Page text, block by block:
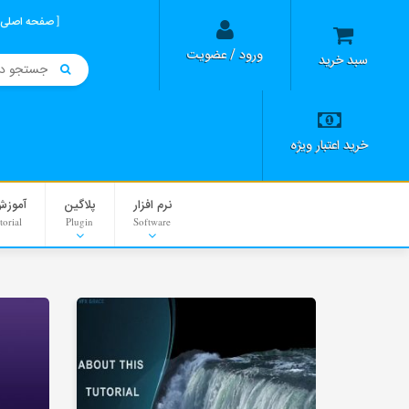
سبد خرید ورود / عضویت
خرید اعتبار ویژه
صفحه اصلی
نرم افزار
Software
پلاگین
Plugin